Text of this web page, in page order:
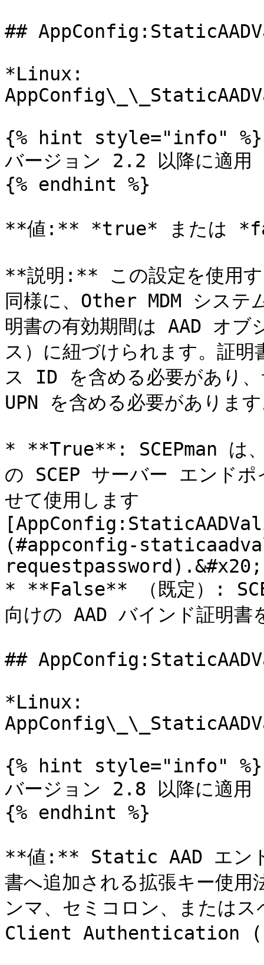
##
*Linux:
{% hint style="info" %}
バージョン 2.2 以降に適用
{% endhint %}
**値:** *true* または
**説明:** この設定を使用
同様に、Other MDM システ
明書の有効期間は AAD オブ
ス）に紐づけられます。証
ス ID を含める必要があり
UPN を含める必要がありま
* **True**: SCEPman は
の SCEP サーバー エンドポ
せて使用します
(#appconfig-
requestpassword).&#x20;
* **False** （既定）:
向けの AAD バインド証明書
##
*Linux:
{% hint style="info" %}
バージョン 2.8 以降に適用
{% endhint %}
**値:** Static AAD エンド
書へ追加される拡張キー使
ンマ、セミコロン、または
Client Authentication